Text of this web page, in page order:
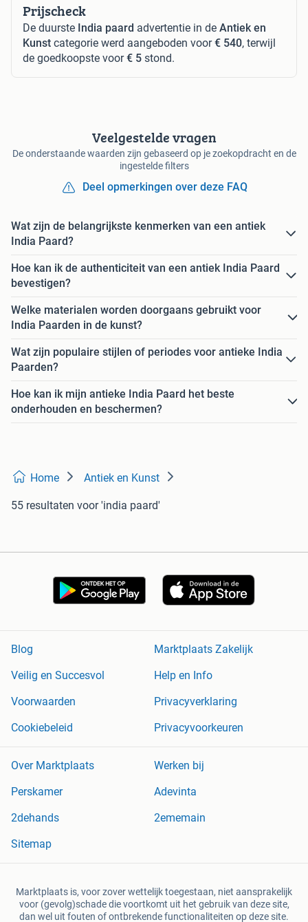
Prijscheck
De duurste India paard advertentie in de Antiek en
Kunst categorie werd aangeboden voor€ 540, terwijl
de goedkoopste voor€ 5 stond.
Veelgestelde vragen
De onderstaande waarden zijn gebaseerd op je zoekopdracht en de
ingestelde filters
Deel opmerkingen over deze FAQ
Wat zijn de belangrijkste kenmerken van een antiek
India Paard?
Hoe kan ik de authenticiteit van een antiek India Paard
bevestigen?
Welke materialen worden doorgaans gebruikt voor
India Paarden in de kunst?
Wat zijn populaire stijlen of periodes voor antieke India
Paarden?
Hoe kan ik mijn antieke India Paard het beste
onderhouden en beschermen?
Home Antiek en Kunst
55 resultaten voor 'india paard'
Blog
Marktplaats Zakelijk
Veilig en Succesvol
Help en Info
Voorwaarden
Privacyverklaring
Cookiebeleid
Privacyvoorkeuren
Over Marktplaats
Werken bij
Perskamer
Adevinta
2dehands
2ememain
Sitemap
Marktplaats is, voor zover wettelijk toegestaan, niet aansprakelijk
voor (gevolg)schade die voortkomt uit het gebruik van deze site,
dan wel uit fouten of ontbrekende functionaliteiten op deze site.